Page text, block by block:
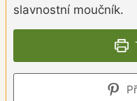
slavnostní moučník.